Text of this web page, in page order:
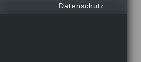
Datenschutz